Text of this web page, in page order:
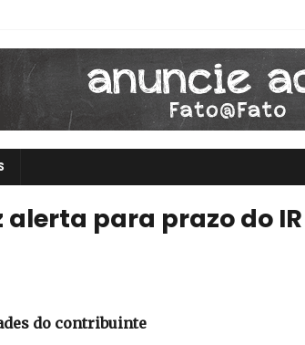
para prazo do IR
do contribuinte